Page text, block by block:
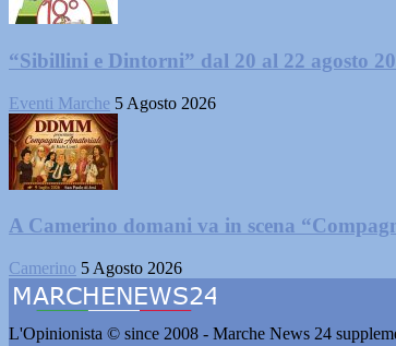
“Sibillini e Dintorni” dal 20 al 22 agosto
Eventi Marche 5 Agosto 2026
A Camerino domani va in scena
Camerino 5 Agosto 2026
L'Opinionista © since 2008 - Marche News 24